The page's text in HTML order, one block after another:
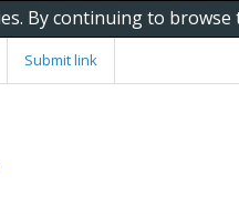
By continuing to
Submit link